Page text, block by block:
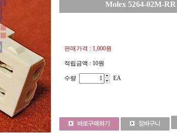
Molex 5264-02M-RR
판매가격 : 1,000원
적립금액 : 10원
수량 EA